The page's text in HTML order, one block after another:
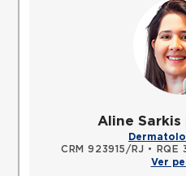
Aline Sarkis
CRM 923915/RJ •
RQE
Ver